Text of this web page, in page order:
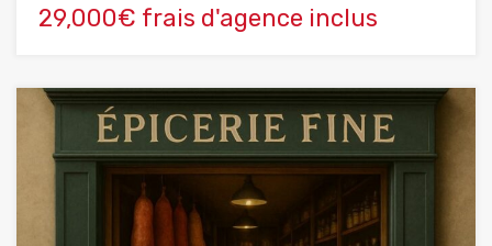
29,000€ frais d'agence inclus